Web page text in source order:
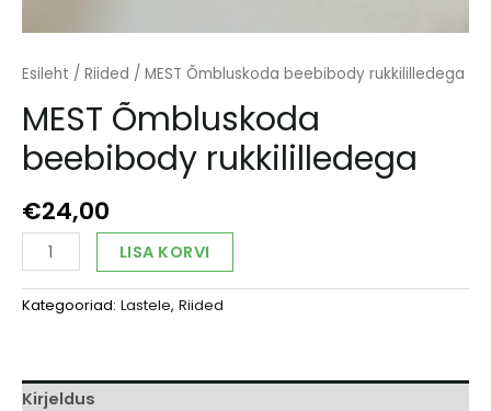
Esileht / Riided / MEST Õmbluskoda beebibody rukkililledega
MEST Õmbluskoda
beebibody rukkililledega
€24,00
MEST
Õmbluskoda
beebibody
rukkililledega
LISA KORVI
Alternative:
Kategooriad: Lastele, Riided
Kirjeldus